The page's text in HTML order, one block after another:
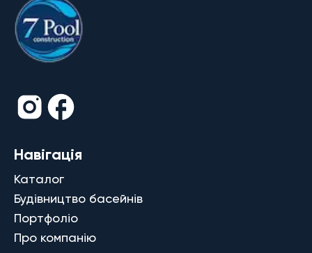
Навігація
Каталог
Будівництво басейнів
Портфоліо
Про компанію